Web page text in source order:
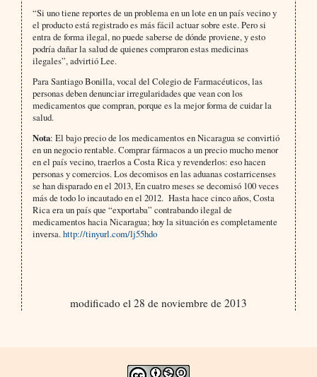
“Si uno tiene reportes de un problema en un lote en un país vecino y
el producto está registrado es más fácil actuar sobre este. Pero si
entra de forma ilegal, no puede saberse de dónde proviene, y esto
podría dañar la salud de quienes compraron estas medicinas
ilegales”, advirtió Lee.
Para Santiago Bonilla, vocal del Colegio de Farmacéuticos, las
personas deben denunciar irregularidades que vean con los
medicamentos que compran, porque es la mejor forma de cuidar la
salud.
Nota: El bajo precio de los medicamentos en Nicaragua se convirtió
en un negocio rentable. Comprar fármacos a un precio mucho menor
en el país vecino, traerlos a Costa Rica y revenderlos: eso hacen
personas y comercios. Los decomisos en las aduanas costarricenses
se han disparado en el 2013, En cuatro meses se decomisó 100 veces
más de todo lo incautado en el 2012. Hasta hace cinco años, Costa
Rica era un país que “exportaba” contrabando ilegal de
medicamentos hacia Nicaragua; hoy la situación es completamente
inversa.http://tinyurl.com/lj55hdo
modificado el 28 de noviembre de 2013